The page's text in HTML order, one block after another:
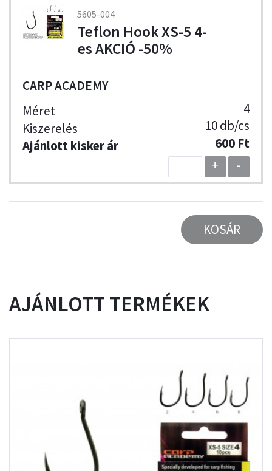
5605-004
Teflon Hook XS-5 4-
es AKCIÓ -50%
CARP ACADEMY
4
10 db/cs
600 Ft
+
-
KOSÁR
AJÁNLOTT TERMÉKEK